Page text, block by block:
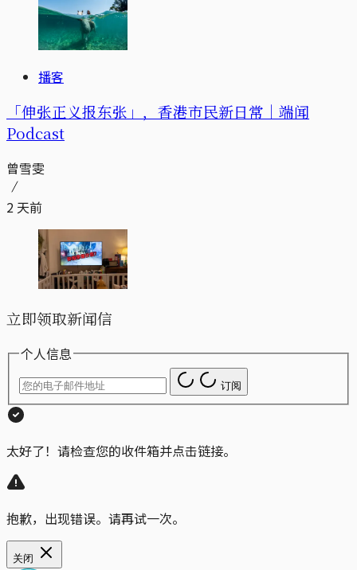
播客
「伸张正义报东张」，香港市民新日常｜端闻
Podcast
曾雪雯
2 天前
立即领取新闻信
个人信息
订阅
太好了！请检查您的收件箱并点击链接。
抱歉，出现错误。请再试一次。
关闭